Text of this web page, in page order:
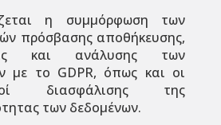
η συμμόρφωση των
πρόσβασης αποθήκευσης,
και ανάλυσης των
με το GDPR, όπως και οι
διασφάλισης της
των δεδομένων.